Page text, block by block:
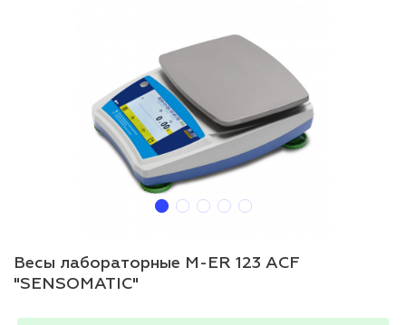
Весы лабораторные M-ER 123 АCF
"SENSOMATIC"